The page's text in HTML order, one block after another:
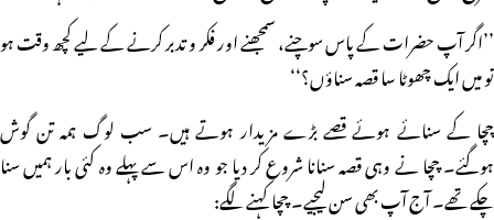
’’اگر آپ حضرات کے پاس سوچنے، سمجھنے اور فکر و تدبر کرنے کے لیے کچھ وقت ہو
تو میں ایک چھوٹا سا قصہ سناؤں؟‘‘
چچا کے سنائے ہوئے قصے بڑے مزیدار ہوتے ہیں۔ سب لوگ ہمہ تن گوش
ہوگئے۔ چچا نے وہی قصہ سنانا شروع کر دیا جو وہ اس سے پہلے وہ کئی بار ہمیں سنا
چکے تھے۔ آج آپ بھی سن لیجیے۔ چچا کہنے لگے: